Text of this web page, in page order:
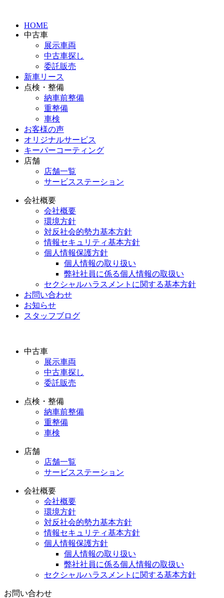
HOME
中古車
展示車両
中古車探し
委託販売
新車リース
点検・整備
納車前整備
重整備
車検
お客様の声
オリジナルサービス
キーパーコーティング
店舗
店舗一覧
サービスステーション
会社概要
会社概要
環境方針
対反社会的勢力基本方針
情報セキュリティ基本方針
個人情報保護方針
個人情報の取り扱い
弊社社員に係る個人情報の取扱い
セクシャルハラスメントに関する基本方針
お問い合わせ
お知らせ
スタッフブログ
中古車
展示車両
中古車探し
委託販売
点検・整備
納車前整備
重整備
車検
店舗
店舗一覧
サービスステーション
会社概要
会社概要
環境方針
対反社会的勢力基本方針
情報セキュリティ基本方針
個人情報保護方針
個人情報の取り扱い
弊社社員に係る個人情報の取扱い
セクシャルハラスメントに関する基本方針
お問い合わせ